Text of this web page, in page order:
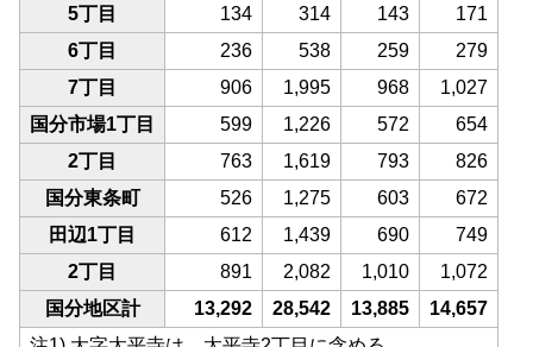
5丁目
134 314 143
171
6丁目
236 538 259
279
7丁目
906 1,995 968
1,027
国分市場1丁目
599 1,226 572
654
2丁目
763 1,619 793
826
国分東条町
526 1,275 603
672
田辺1丁目
612 1,439 690
749
2丁目
891 2,082 1,010
1,072
国分地区計
13,292 28,542 13,885
14,657